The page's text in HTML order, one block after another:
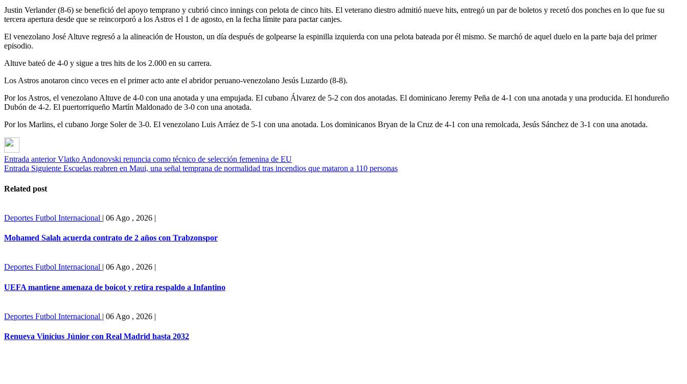
Justin Verlander (8-6) se benefició del apoyo temprano y cubrió cinco innings con pelota de cinco hits. El veterano diestro admitió nueve hits, entregó un par de boletos y recetó dos ponches en lo que fue su
tercera apertura desde que se reincorporó a los Astros el 1 de agosto, en la fecha límite para pactar canjes.
El venezolano José Altuve regresó a la alineación de Houston, un día después de golpearse la espinilla izquierda con una pelota bateada por él mismo. Se marchó de aquel duelo en la parte baja del primer
episodio.
Altuve bateó de 4-0 y sigue a tres hits de los 2.000 en su carrera.
Los Astros anotaron cinco veces en el primer acto ante el abridor peruano-venezolano Jesús Luzardo (8-8).
Por los Astros, el venezolano Altuve de 4-0 con una anotada y una empujada. El cubano Álvarez de 5-2 con dos anotadas. El dominicano Jeremy Peña de 4-1 con una anotada y una producida. El hondureño
Dubón de 4-2. El puertorriqueño Martín Maldonado de 3-0 con una anotada.
Por los Marlins, el cubano Jorge Soler de 3-0. El venezolano Luis Arráez de 5-1 con una anotada. Los dominicanos Bryan de la Cruz de 4-1 con una remolcada, Jesús Sánchez de 3-1 con una anotada.
Entrada anterior Vlatko Andonovski renuncia como técnico de selección femenina de EU
Entrada Siguiente Escuelas reabren en Maui, una señal temprana de normalidad tras incendios que mataron a 110 personas
Related post
Deportes Futbol Internacional | 06 Ago , 2026 |
Mohamed Salah acuerda contrato de 2 años con Trabzonspor
Deportes Futbol Internacional | 06 Ago , 2026 |
UEFA mantiene amenaza de boicot y retira respaldo a Infantino
Deportes Futbol Internacional | 06 Ago , 2026 |
Renueva Vinícius Júnior con Real Madrid hasta 2032